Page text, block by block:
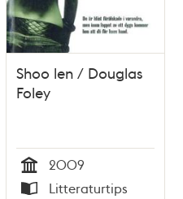
Shoo len / Douglas
Foley
Tid
2009
Litteraturtips